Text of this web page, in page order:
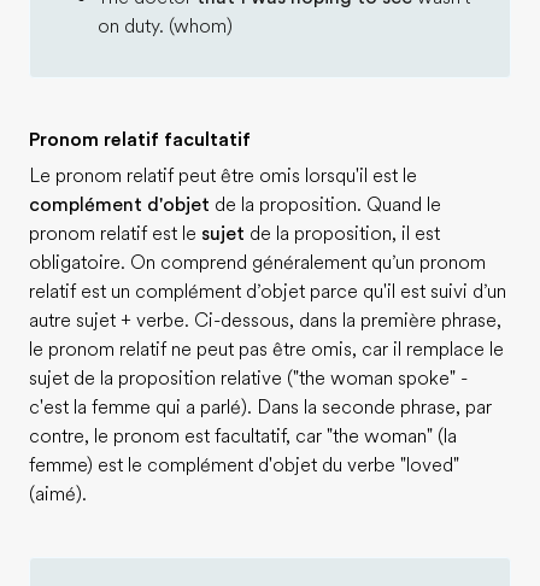
on duty. (whom)
Pronom relatif facultatif
Le pronom relatif peut être omis lorsqu'il est le
complément d'objet de la proposition. Quand le
pronom relatif est le sujet de la proposition, il est
obligatoire. On comprend généralement qu’un pronom
relatif est un complément d’objet parce qu'il est suivi d’un
autre sujet + verbe. Ci-dessous, dans la première phrase,
le pronom relatif ne peut pas être omis, car il remplace le
sujet de la proposition relative ("the woman spoke" -
c'est la femme qui a parlé). Dans la seconde phrase, par
contre, le pronom est facultatif, car "the woman" (la
femme) est le complément d'objet du verbe "loved"
(aimé).